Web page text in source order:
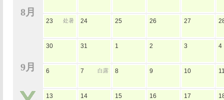
8月
9月
23 处暑 24 25 26 27
30 31 1 2 3 4
6 7 白露 8 9 10
13 14 15 16 17